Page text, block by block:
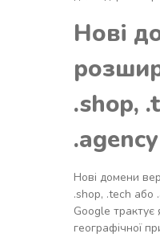
Нові
.shop,
.agency
Нові домени
.shop, .tech або
Google трактує
географічної